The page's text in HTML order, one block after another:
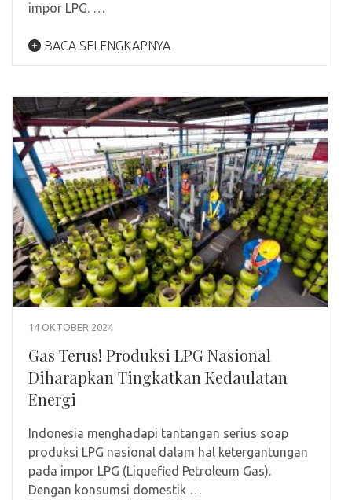
impor LPG. …
BACA SELENGKAPNYA
14 OKTOBER 2024
Gas Terus! Produksi LPG Nasional
Diharapkan Tingkatkan Kedaulatan
Energi
Indonesia menghadapi tantangan serius soap
produksi LPG nasional dalam hal ketergantungan
pada impor LPG (Liquefied Petroleum Gas).
Dengan konsumsi domestik …